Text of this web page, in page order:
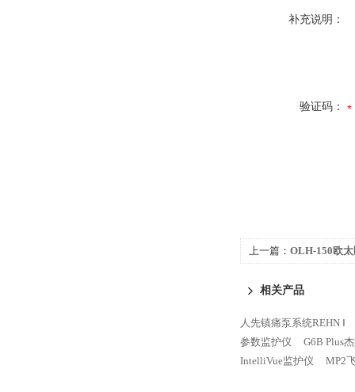
补充说明：
验证码：
上一篇： OLH-150欧
相关产品
人先镇痛泵系统REHN Ⅰ
参数监护仪
G6B Plus
IntelliVue监护仪
MP2